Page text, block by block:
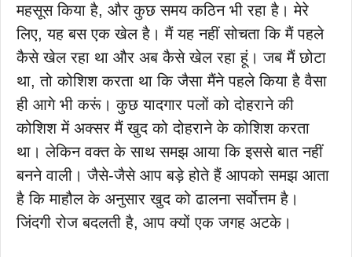
महसूस किया है, और कुछ समय कठिन भी रहा है। मेरे
लिए, यह बस एक खेल है। मैं यह नहीं सोचता कि मैं पहले
कैसे खेल रहा था और अब कैसे खेल रहा हूं। जब मैं छोटा
था, तो कोशिश करता था कि जैसा मैंने पहले किया है वैसा
ही आगे भी करूं। कुछ यादगार पलों को दोहराने की
कोशिश में अक्सर मैं खुद को दोहराने के कोशिश करता
था। लेकिन वक्त के साथ समझ आया कि इससे बात नहीं
बनने वाली। जैसे-जैसे आप बड़े होते हैं आपको समझ आता
है कि माहौल के अनुसार खुद को ढालना सर्वोत्तम है।
जिंदगी रोज बदलती है, आप क्यों एक जगह अटके।